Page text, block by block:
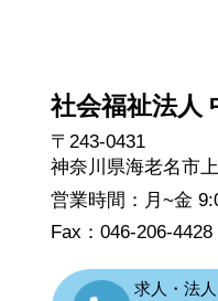
社会福祉法人
〒243-0431
神奈川県海老名市
営業時間：月~金
Fax：046-206-4428
求人・法